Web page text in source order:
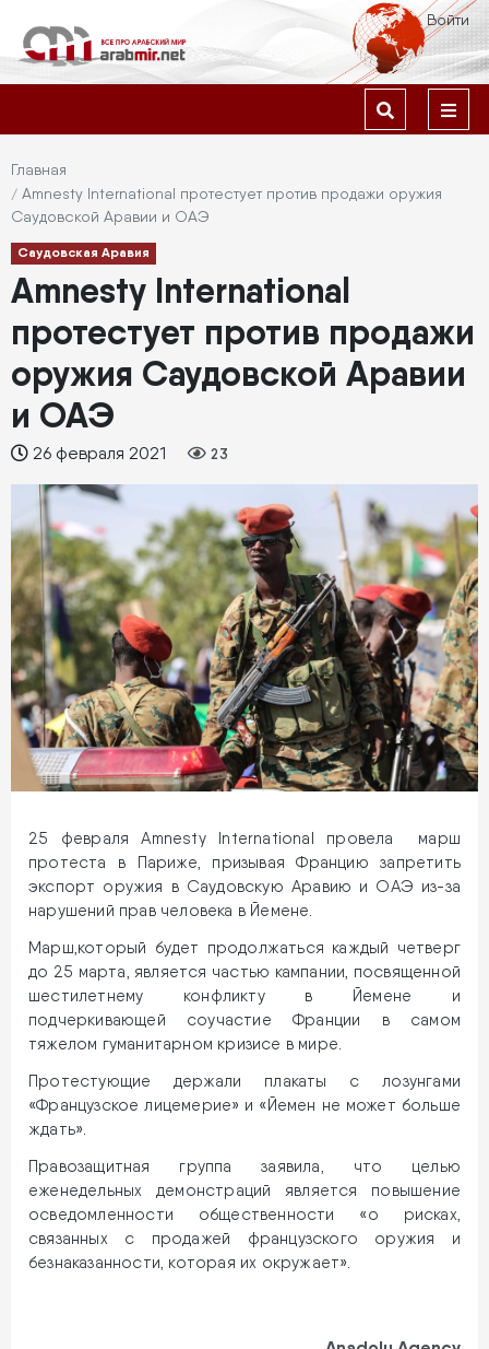
основному
содержанию
Меню
учётной
пользователя
Войти
навигация
Строка
навигации
Главная
Amnesty International протестует против продажи оружия
Саудовской Аравии и ОАЭ
Саудовская Аравия
Amnesty International
протестует против продажи
оружия Саудовской Аравии
и ОАЭ
26 февраля 2021 23
25 февраля Amnesty International провела марш
протеста в Париже, призывая Францию запретить
экспорт оружия в Саудовскую Аравию и ОАЭ из-за
нарушений прав человека в Йемене.
Марш,который будет продолжаться каждый четверг
до 25 марта, является частью кампании, посвященной
шестилетнему конфликту в Йемене и
подчеркивающей соучастие Франции в самом
тяжелом гуманитарном кризисе в мире.
Протестующие держали плакаты с лозунгами
«Французское лицемерие» и «Йемен не может больше
ждать».
Правозащитная группа заявила, что целью
еженедельных демонстраций является повышение
осведомленности общественности «о рисках,
связанных с продажей французского оружия и
безнаказанности, которая их окружает».